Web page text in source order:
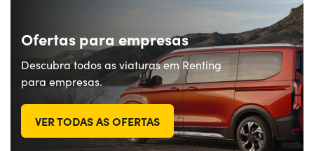
Ofertas para empresas
Descubra todos as viaturas em Renting
para empresas.
VER TODAS AS OFERTAS